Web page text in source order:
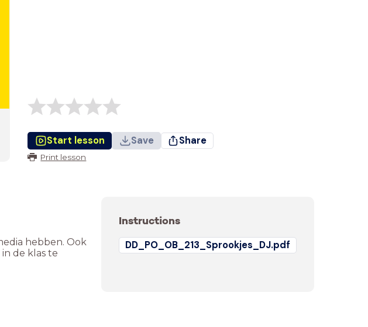
Start lesson Save Share
Print lesson
hebben. Ook
de klas te
Instructions
DD_PO_OB_213_Sprookjes_DJ.pdf